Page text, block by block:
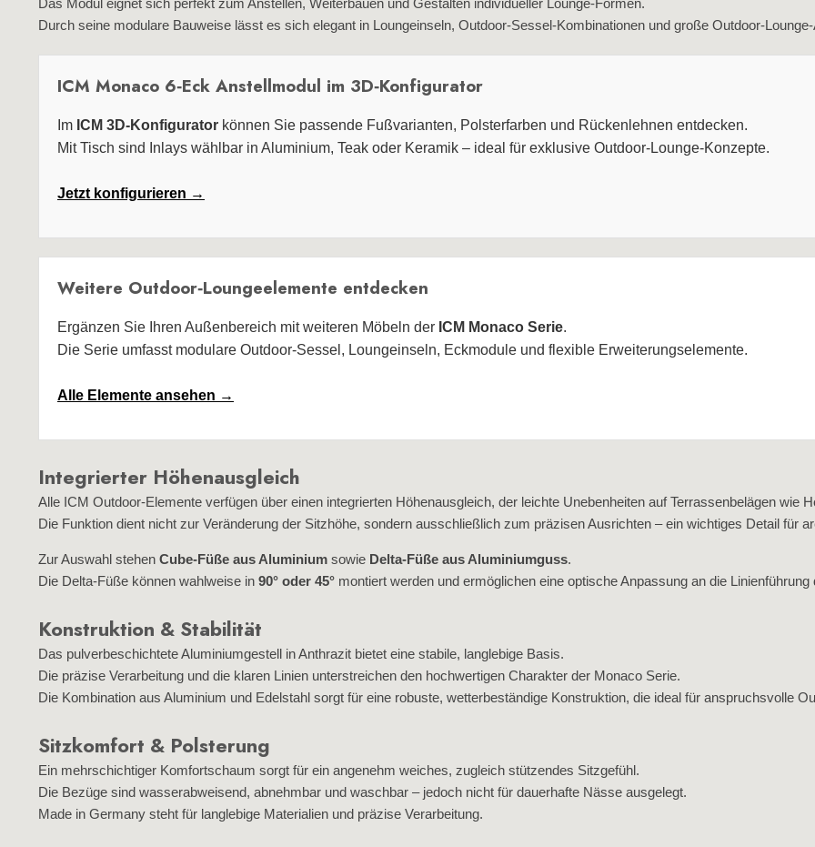
Das Modul eignet sich perfekt zum Anstellen, Weiterbauen und Gestalten individueller Lounge‑Formen.
Durch seine modulare Bauweise lässt es sich elegant in Loungeinseln, Outdoor‑Sessel‑Kombinationen und große
ICM Monaco 6‑Eck Anstellmodul im 3D‑Konfigurator
Im ICM 3D‑Konfigurator können Sie passende Fußvarianten, Polsterfarben und Rückenlehnen entdecken.
Mit Tisch sind Inlays wählbar in Aluminium, Teak oder Keramik – ideal für exklusive Outdoor‑Lounge‑Konzepte.
Jetzt konfigurieren →
Weitere Outdoor‑Loungeelemente entdecken
Ergänzen Sie Ihren Außenbereich mit weiteren Möbeln der ICM Monaco Serie.
Die Serie umfasst modulare Outdoor‑Sessel, Loungeinseln, Eckmodule und flexible Erweiterungselemente.
Alle Elemente ansehen →
Integrierter Höhenausgleich
Alle ICM Outdoor‑Elemente verfügen über einen integrierten Höhenausgleich, der leichte Unebenheiten auf Terrassenbelägen wie
Die Funktion dient nicht zur Veränderung der Sitzhöhe, sondern ausschließlich zum präzisen Ausrichten – ein wichtiges Detail für
Zur Auswahl stehen Cube‑Füße aus Aluminium sowie Delta‑Füße aus Aluminiumguss.
Die Delta‑Füße können wahlweise in 90° oder 45° montiert werden und ermöglichen eine optische Anpassung an die
Konstruktion & Stabilität
Das pulverbeschichtete Aluminiumgestell in Anthrazit bietet eine stabile, langlebige Basis.
Die präzise Verarbeitung und die klaren Linien unterstreichen den hochwertigen Charakter der Monaco Serie.
Die Kombination aus Aluminium und Edelstahl sorgt für eine robuste, wetterbeständige Konstruktion, die ideal für anspruchsvolle
Sitzkomfort & Polsterung
Ein mehrschichtiger Komfortschaum sorgt für ein angenehm weiches, zugleich stützendes Sitzgefühl.
Die Bezüge sind wasserabweisend, abnehmbar und waschbar – jedoch nicht für dauerhafte Nässe ausgelegt.
Made in Germany steht für langlebige Materialien und präzise Verarbeitung.